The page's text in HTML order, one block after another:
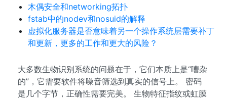
木偶安全和networking拓扑
fstab中的nodev和nosuid的解释
虚拟化服务器是否意味着另一个操作系统层需要补丁
和更新，更多的工作和更大的风险？
大多数生物识别系统的问题在于，它们本质上是“嘈杂
的”，它需要软件将噪音筛选到真实的信号上。 密码
是几个字节，正确性需要完美。 生物特征指纹或虹膜